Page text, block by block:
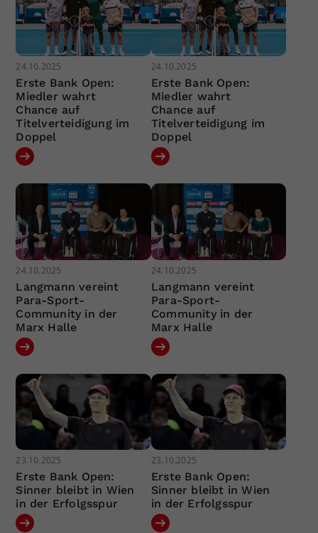
24.10.2025
Erste Bank Open:
Miedler wahrt
Chance auf
Titelverteidigung im
Doppel
24.10.2025
Erste Bank Open:
Miedler wahrt
Chance auf
Titelverteidigung im
Doppel
24.10.2025
Langmann vereint
Para-Sport-
Community in der
Marx Halle
24.10.2025
Langmann vereint
Para-Sport-
Community in der
Marx Halle
23.10.2025
Erste Bank Open:
Sinner bleibt in Wien
in der Erfolgsspur
23.10.2025
Erste Bank Open:
Sinner bleibt in Wien
in der Erfolgsspur